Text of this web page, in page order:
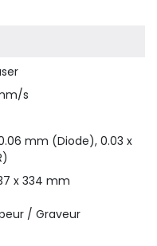
s
mm (Diode), 0.03 x
x 334 mm
/ Graveur